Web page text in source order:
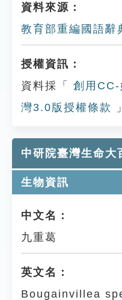
資料來源：
教育部重編國語辭
授權資訊：
資料採「
創用
灣3.0版授權條款
中研院臺灣生命大
生物資訊
中文名：
九重葛
英文名：
Bougainvillea